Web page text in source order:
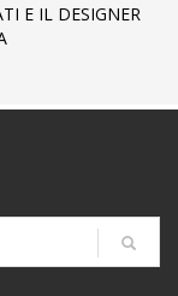
E IL DESIGNER